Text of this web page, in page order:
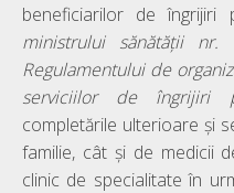
beneficiarilor de îngrijiri
ministrului sănătăţii nr.
Regulamentului de
serviciilor de îngrijiri
completările ulterioare și
familie, cât și de medicii
clinic de specialitate în